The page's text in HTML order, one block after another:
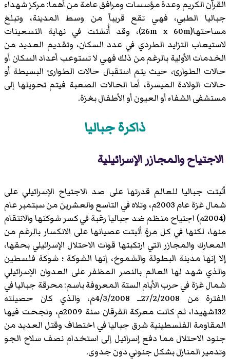
القرآن الكريم وعدة مؤسسات ومرافق عامة من أهما: مركز شهداء
جباليا الطبي، فهي تقع قريباً من وسط المدينة، وتبلغ
مساحتها(26m x 60m)، وقد أُنشئت في نهاية التسعينات
لاستيعاب التزايد الطردي في عدد السكان، وتقديم العديد من
الخدمات الأولية بالرغم من ذلك فهي لا تستوعب أعداد السكان أو
حالات الطوارئ، حيث يتم استقبال حالات الطوارئ البسيطة أو
حالات الولادة الميسرة، أما الحالات الصعبة فيتم تحويلها إلى
مستشفى الشفاء أو العيون أو الأطفال بغزة.
ذاكرة جباليا
الاجتياح والمجازر الإسرائيلية
أثبتت جباليا للعالم قدرتها على صد الاجتياح الإسرائيلي على
شمال غزة عام 2003م، وتلاه في التاسع والعشرين من سبتمبر عام
(2004م) اجتياح منظم ضد جباليا رغبة في كسر شوكتها والانتقام
منها، لكنها في كل مرةٍ أثبتت عصيانها على الانكسار بالرغم من
المعارك والمجازر التي ارتكبتها قوات الاحتلال الإسرائيلي بحقها،
إلا إنها مدينة البطولة والشموخ، إنها الشوكة ؛ شوكة فلسطين
والذي شهد لها العالم بالنصر المظفر على العدوان الإسرائيلي
شمال غزة في حرب الأيام الستة المعروفة باسم: محرقة جباليا في
الفترة من 27/2/2008ــ 4/3/2008م، والذي كان حصيلته
132شهيدا، ثم كانت معركة الفرقان سنة 2009م، ونجحت فيها
المقاومة الفلسطينية شرق جباليا في اختطاف وقتل العديد من
جنود الاحتلال مما دفع إسرائيل إلى استخدام نصف سلاح الجو
وتدمير المنازل بشكل جنوني دون جدوى.